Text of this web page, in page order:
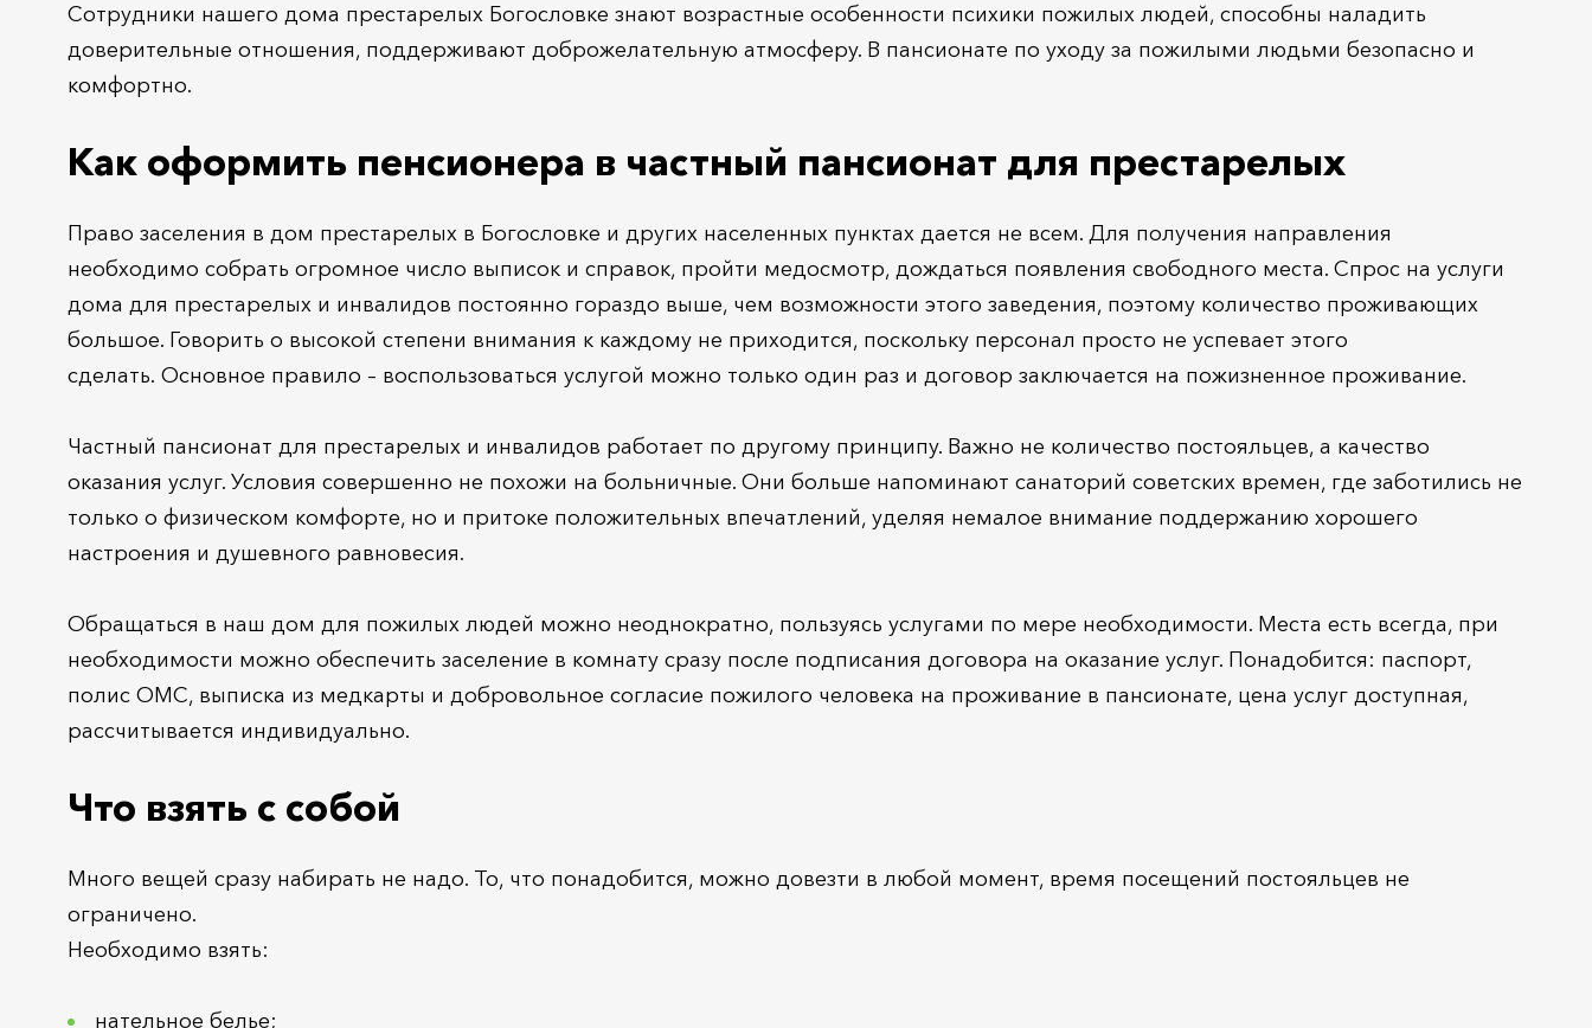
Сотрудники нашего дома престарелых Богословке знают возрастные особенности психики пожилых людей, способны наладить
доверительные отношения, поддерживают доброжелательную атмосферу. В пансионате по уходу за пожилыми людьми безопасно и
комфортно.
Как оформить пенсионера в частный пансионат для престарелых
Право заселения в дом престарелых в Богословке и других населенных пунктах дается не всем. Для получения направления
необходимо собрать огромное число выписок и справок, пройти медосмотр, дождаться появления свободного места. Спрос на услуги
дома для престарелых и инвалидов постоянно гораздо выше, чем возможности этого заведения, поэтому количество проживающих
большое. Говорить о высокой степени внимания к каждому не приходится, поскольку персонал просто не успевает этого
сделать. Основное правило – воспользоваться услугой можно только один раз и договор заключается на пожизненное проживание.
Частный пансионат для престарелых и инвалидов работает по другому принципу. Важно не количество постояльцев, а качество
оказания услуг. Условия совершенно не похожи на больничные. Они больше напоминают санаторий советских времен, где заботились не
только о физическом комфорте, но и притоке положительных впечатлений, уделяя немалое внимание поддержанию хорошего
настроения и душевного равновесия.
Обращаться в наш дом для пожилых людей можно неоднократно, пользуясь услугами по мере необходимости. Места есть всегда, при
необходимости можно обеспечить заселение в комнату сразу после подписания договора на оказание услуг. Понадобится: паспорт,
полис ОМС, выписка из медкарты и добровольное согласие пожилого человека на проживание в пансионате, цена услуг доступная,
рассчитывается индивидуально.
Что взять с собой
Много вещей сразу набирать не надо. То, что понадобится, можно довезти в любой момент, время посещений постояльцев не
ограничено.
Необходимо взять:
нательное белье;